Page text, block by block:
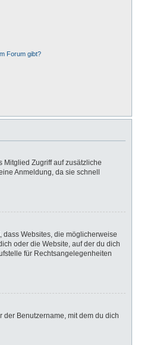
Forum gibt?
Mitglied Zugriff auf zusätzliche
Anmeldung, da sie schnell
dass Websites, die möglicherweise
oder die Website, auf der du dich
für Rechtsangelegenheiten
Benutzername, mit dem du dich